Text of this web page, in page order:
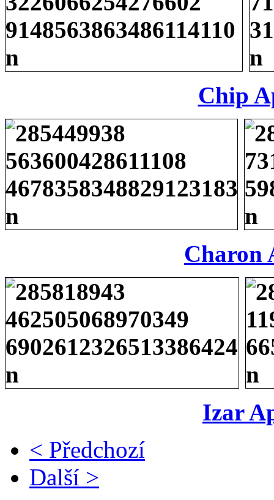
Chip
Charon
Izar
< Předchozí
Další >